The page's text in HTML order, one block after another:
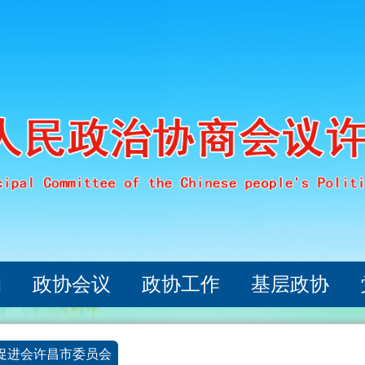
政协会议 政协工作 基层政协
进会许昌市委员会